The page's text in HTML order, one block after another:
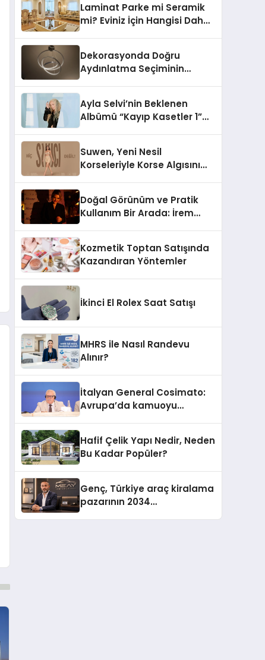
Laminat Parke mi Seramik
mi? Eviniz İçin Hangisi Daha
Dekorasyonda Doğru
Aydınlatma Seçiminin
Ayla Selvi’nin Beklenen
Albümü “Kayıp Kasetler 1”
Suwen, Yeni Nesil
Korseleriyle Korse Algısını
Doğal Görünüm ve Pratik
Kullanım Bir Arada: İrem
Kozmetik Toptan Satışında
Kazandıran Yöntemler
İkinci El Rolex Saat Satışı
MHRS ile Nasıl Randevu
Alınır?
İtalyan General Cosimato:
Avrupa’da kamuoyu
Hafif Çelik Yapı Nedir, Neden
Bu Kadar Popüler?
Genç, Türkiye araç kiralama
pazarının 2034